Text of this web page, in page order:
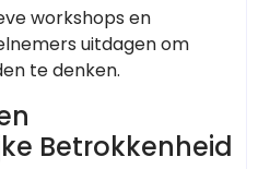
workshops en
uitdagen om
te denken.
Betrokkenheid